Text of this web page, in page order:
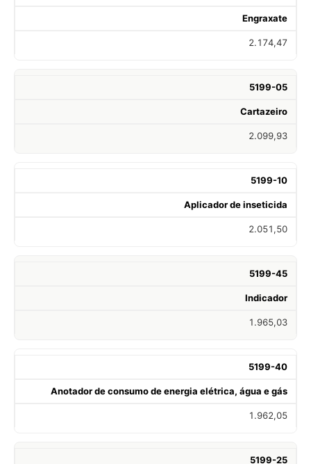
Engraxate
2.174,47
5199-05
Cartazeiro
2.099,93
5199-10
Aplicador de inseticida
2.051,50
5199-45
Indicador
1.965,03
5199-40
Anotador de consumo de energia elétrica, água e gás
1.962,05
5199-25